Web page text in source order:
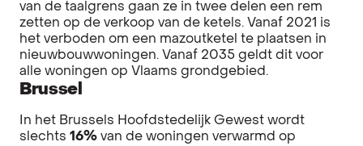
van de taalgrens gaan ze in twee delen een rem
zetten op de verkoop van de ketels. Vanaf 2021 is
het verboden om een mazoutketel te plaatsen in
nieuwbouwwoningen. Vanaf 2035 geldt dit voor
alle woningen op Vlaams grondgebied.
Brussel
In het Brussels Hoofdstedelijk Gewest wordt
slechts 16% van de woningen verwarmd op